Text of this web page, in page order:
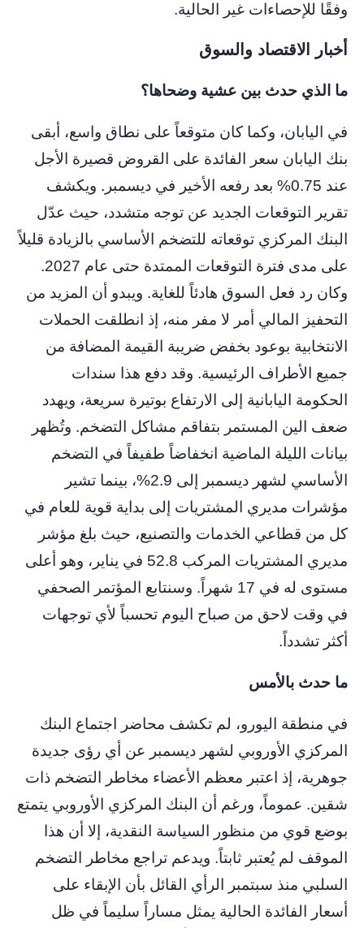
وفقًا للإحصاءات غير الحالية.
أخبار الاقتصاد والسوق
ما الذي حدث بين عشية وضحاها؟
في اليابان، وكما كان متوقعاً على نطاق واسع، أبقى
بنك اليابان سعر الفائدة على القروض قصيرة الأجل
عند 0.75% بعد رفعه الأخير في ديسمبر. ويكشف
تقرير التوقعات الجديد عن توجه متشدد، حيث عدّل
البنك المركزي توقعاته للتضخم الأساسي بالزيادة قليلاً
على مدى فترة التوقعات الممتدة حتى عام 2027.
وكان رد فعل السوق هادئاً للغاية. ويبدو أن المزيد من
التحفيز المالي أمر لا مفر منه، إذ انطلقت الحملات
الانتخابية بوعود بخفض ضريبة القيمة المضافة من
جميع الأطراف الرئيسية. وقد دفع هذا سندات
الحكومة اليابانية إلى الارتفاع بوتيرة سريعة، ويهدد
ضعف الين المستمر بتفاقم مشاكل التضخم. وتُظهر
بيانات الليلة الماضية انخفاضاً طفيفاً في التضخم
الأساسي لشهر ديسمبر إلى 2.9%، بينما تشير
مؤشرات مديري المشتريات إلى بداية قوية للعام في
كل من قطاعي الخدمات والتصنيع، حيث بلغ مؤشر
مديري المشتريات المركب 52.8 في يناير، وهو أعلى
مستوى له في 17 شهراً. وسنتابع المؤتمر الصحفي
في وقت لاحق من صباح اليوم تحسباً لأي توجهات
أكثر تشدداً.
ما حدث بالأمس
في منطقة اليورو، لم تكشف محاضر اجتماع البنك
المركزي الأوروبي لشهر ديسمبر عن أي رؤى جديدة
جوهرية، إذ اعتبر معظم الأعضاء مخاطر التضخم ذات
شقين. عموماً، ورغم أن البنك المركزي الأوروبي يتمتع
بوضع قوي من منظور السياسة النقدية، إلا أن هذا
الموقف لم يُعتبر ثابتاً. ويدعم تراجع مخاطر التضخم
السلبي منذ سبتمبر الرأي القائل بأن الإبقاء على
أسعار الفائدة الحالية يمثل مساراً سليماً في ظل